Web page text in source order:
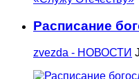
Расписание
zvezda - НОВОСТИ